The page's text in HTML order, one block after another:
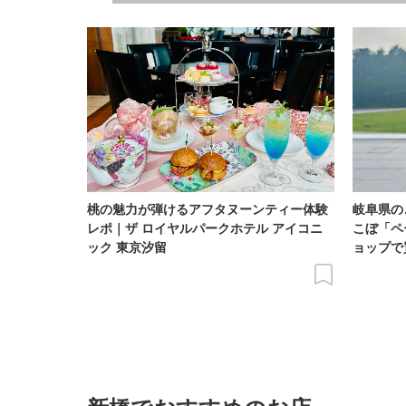
桃の魅力が弾けるアフタヌーンティー体験
レポ｜ザ ロイヤルパークホテル アイコニ
ック 東京汐留
岐阜県
こぼ「
ョップ